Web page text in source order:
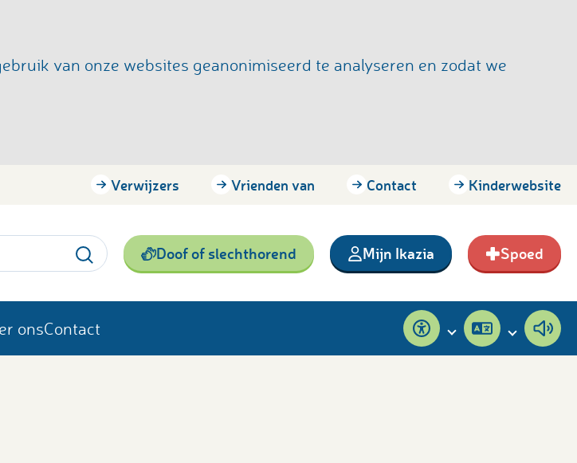
van onze websites geanonimiseerd te analyseren en zodat we
Verwijzers Vrienden van Contact Kinderwebsite
Doof of slechthorend Mijn Ikazia Spoed
onsContact Toegankelijkheid
Pagina
vertalen